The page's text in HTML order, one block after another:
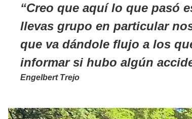
Creo que aquí lo que pasó
llevas grupo en particular
que va dándole flujo a los
informar si hubo algún
Engelbert Trejo